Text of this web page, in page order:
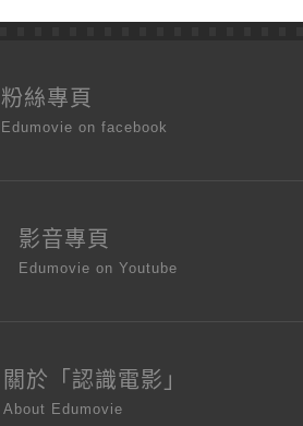
粉絲專頁
Edumovie on facebook
影音專頁
Edumovie on Youtube
關於「認識電影」
About Edumovie